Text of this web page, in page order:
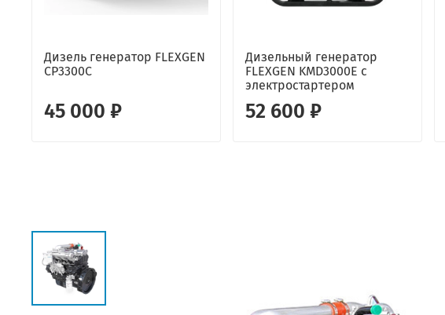
Дизель генератор FLEXGEN
CP3300C
45 000 ₽
Дизельный генератор
FLEXGEN KMD3000E с
электростартером
52 600 ₽